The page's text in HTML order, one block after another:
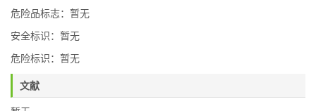
危险品标志：暂无
安全标识：暂无
危险标识：暂无
文献